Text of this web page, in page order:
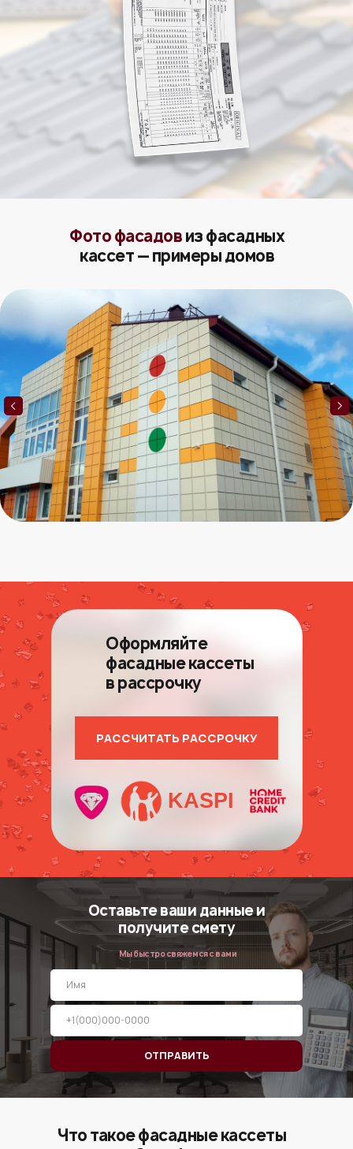
Фото фасадовиз фасадных
кассет— примеры домов
Оформляйте
фасадные кассеты
в рассрочку
KASPI
РАССЧИТАТЬ РАССРОЧКУ
Оставьте ваши данные и
получите смету
Мы быстро свяжемся с вами
ОТПРАВИТЬ
Что такое фасадные кассеты